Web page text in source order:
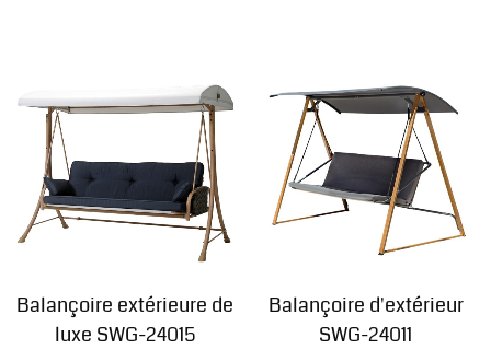
Balançoire extérieure de
luxe SWG-24015
Balançoire d'extérieur
SWG-24011